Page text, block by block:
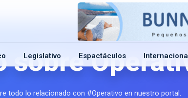
Legislativo Espactáculos
sobre
todo lo relacionado con #Operativo en nuestro portal.